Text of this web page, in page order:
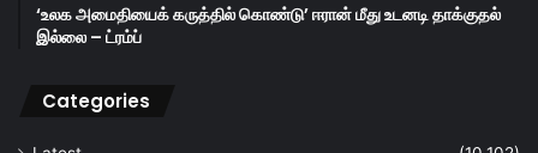
‘உலக அமைதியைக் கருத்தில் கொண்டு’ ஈரான் மீது உடனடி தாக்குதல்
இல்லை – ட்ரம்ப்
Categories